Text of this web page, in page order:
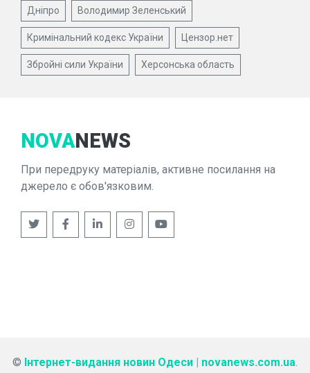
Дніпро Володимир Зеленський
Кримінальний кодекс України Цензор.нет
Збройні сили України Херсонська область
NOVANEWS
При передруку матеріалів, активне посилання на
джерело є обов'язковим.
© Інтернет-видання новин Одеси | novanews.com.ua.